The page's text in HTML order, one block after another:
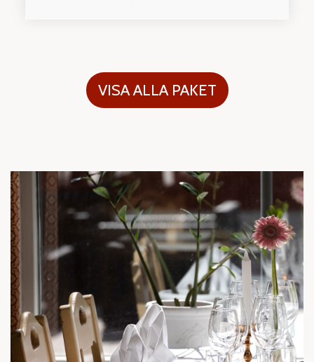
VISA ALLA PAKET